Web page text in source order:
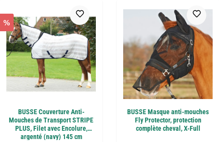
%
BUSSE Couverture Anti-
Mouches de Transport STRIPE
PLUS, Filet avec Encolure,
argenté (navy) 145 cm
BUSSE Masque anti-mouches
Fly Protector, protection
complète cheval, X-Full